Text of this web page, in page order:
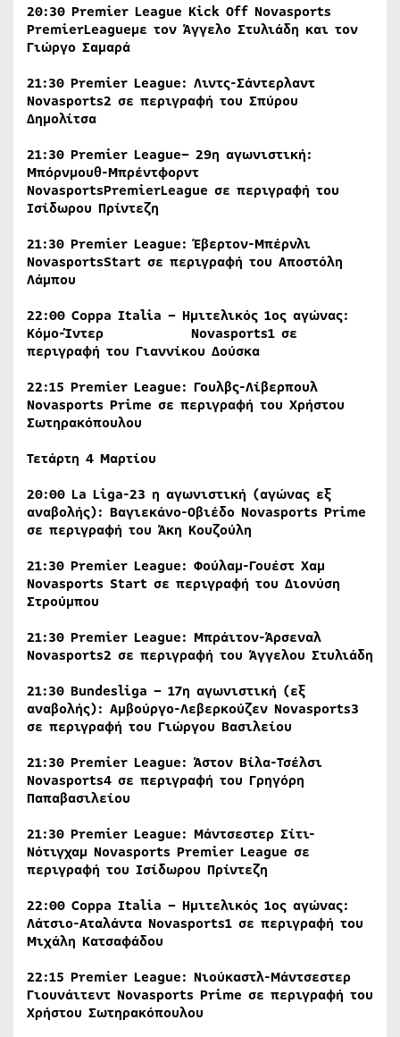
20:30 Premier League Kick Off Novasports
PremierLeagueμε τον Άγγελο Στυλιάδη και τον
Γιώργο Σαμαρά
21:30 Premier League: Λιντς-Σάντερλαντ
Novasports2 σε περιγραφή του Σπύρου
Δημολίτσα
21:30 Premier League– 29η αγωνιστική:
Μπόρνμουθ-Μπρέντφορντ
NovasportsPremierLeague σε περιγραφή του
Ισίδωρου Πρίντεζη
21:30 Premier League: Έβερτον-Μπέρνλι
NovasportsStart σε περιγραφή του Αποστόλη
Λάμπου
22:00 Coppa Italia – Ημιτελικός 1ος αγώνας:
Κόμο-Ίντερ Novasports1 σε
περιγραφή του Γιαννίκου Δούσκα
22:15 Premier League: Γουλβς-Λίβερπουλ
Novasports Prime σε περιγραφή του Χρήστου
Σωτηρακόπουλου
Τετάρτη 4 Μαρτίου
20:00 La Liga-23 η αγωνιστική (αγώνας εξ
αναβολής): Βαγιεκάνο-Οβιέδο Novasports Prime
σε περιγραφή του Άκη Κουζούλη
21:30 Premier League: Φούλαμ-Γουέστ Χαμ
Novasports Start σε περιγραφή του Διονύση
Στρούμπου
21:30 Premier League: Μπράιτον-Άρσεναλ
Novasports2 σε περιγραφή του Άγγελου Στυλιάδη
21:30 Bundesliga – 17η αγωνιστική (εξ
αναβολής): Αμβούργο-Λεβερκούζεν Novasports3
σε περιγραφή του Γιώργου Βασιλείου
21:30 Premier League: Άστον Βίλα-Τσέλσι
Novasports4 σε περιγραφή του Γρηγόρη
Παπαβασιλείου
21:30 Premier League: Μάντσεστερ Σίτι-
Νότιγχαμ Novasports Premier League σε
περιγραφή του Ισίδωρου Πρίντεζη
22:00 Coppa Italia – Ημιτελικός 1ος αγώνας:
Λάτσιο-Αταλάντα Novasports1 σε περιγραφή του
Μιχάλη Κατσαφάδου
22:15 Premier League: Νιούκαστλ-Μάντσεστερ
Γιουνάιτεντ Novasports Prime σε περιγραφή του
Χρήστου Σωτηρακόπουλου